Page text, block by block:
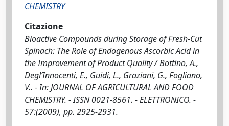
CHEMISTRY
Citazione
Bioactive Compounds during Storage of Fresh-Cut
Spinach: The Role of Endogenous Ascorbic Acid in
the Improvement of Product Quality / Bottino, A.,
Degl’Innocenti, E., Guidi, L., Graziani, G., Fogliano,
V.. - In: JOURNAL OF AGRICULTURAL AND FOOD
CHEMISTRY. - ISSN 0021-8561. - ELETTRONICO. -
57:(2009), pp. 2925-2931.